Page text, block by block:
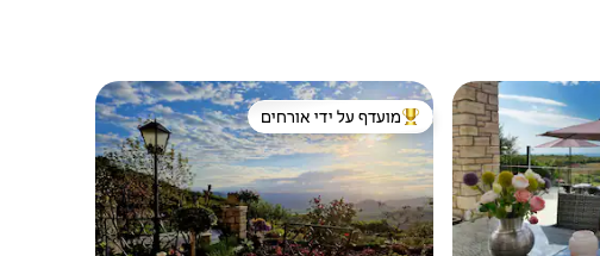
מוביל בקרב נכסים מועדפים על ידי אורחים
מועדף על ידי אורחים